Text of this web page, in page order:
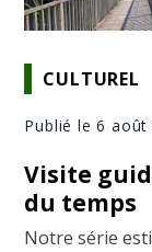
CULTUREL
Publié le 6 août
Visite
du temps
Notre série